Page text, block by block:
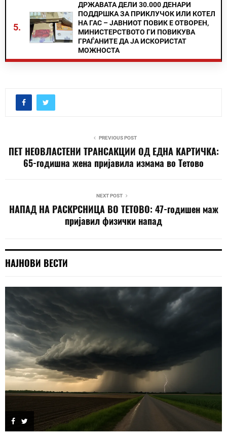
5.
ДРЖАВАТА ДЕЛИ 30.000 ДЕНАРИ
ПОДДРШКА ЗА ПРИКЛУЧОК ИЛИ КОТЕЛ
НА ГАС – ЈАВНИОТ ПОВИК Е ОТВОРЕН,
МИНИСТЕРСТВОТО ГИ ПОВИКУВА
ГРАЃАНИТЕ ДА ЈА ИСКОРИСТАТ
МОЖНОСТА
PREVIOUS POST
ПЕТ НЕОВЛАСТЕНИ ТРАНСАКЦИИ ОД ЕДНА КАРТИЧКА:
65-годишна жена пријавила измама во Тетово
NEXT POST
НАПАД НА РАСКРСНИЦА ВО ТЕТОВО: 47-годишен маж
пријавил физички напад
НАЈНОВИ ВЕСТИ